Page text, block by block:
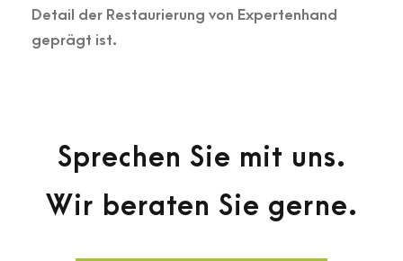
Detail der Restaurierung von Expertenhand
geprägt ist.
Sprechen Sie mit uns.
Wir beraten Sie gerne.